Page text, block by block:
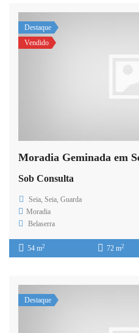
Destaque
Vendido
Moradia Geminada em
Sob Consulta
Seia, Seia, Guarda
Moradia
Belaserra
54 m2 72 m2
Destaque